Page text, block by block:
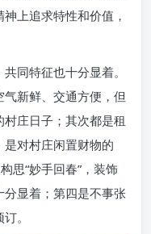
上追求特性和价值，
同特征也十分显着。
新鲜、交通方便，但
庄日子；其次都是租
对村庄闲置财物的
思“妙手回春”，装饰
显着；第四是不事张
。